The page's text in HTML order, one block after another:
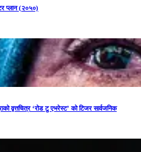
प्लान (२०५०)
वृत्तचित्र ‘रोड टु एभरेस्ट’ को टिजर सार्वजनिक